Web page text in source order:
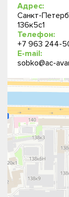
Адрес:
Санкт-
136к5с1
Телефон:
+7 963 244-
E-mail:
sobko@ac-